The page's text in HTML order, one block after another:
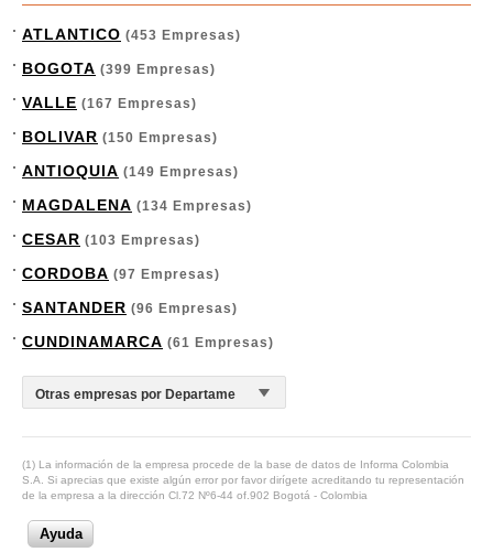
ATLANTICO (453 Empresas)
BOGOTA (399 Empresas)
VALLE (167 Empresas)
BOLIVAR (150 Empresas)
ANTIOQUIA (149 Empresas)
MAGDALENA (134 Empresas)
CESAR (103 Empresas)
CORDOBA (97 Empresas)
SANTANDER (96 Empresas)
CUNDINAMARCA (61 Empresas)
(1) La información de la empresa procede de la base de datos de Informa Colombia
S.A. Si aprecias que existe algún error por favor dirígete acreditando tu representación
de la empresa a la dirección Cl.72 Nº6-44 of.902 Bogotá - Colombia
Ayuda